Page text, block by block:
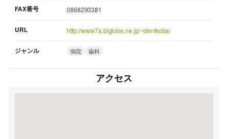
FAX番号 0868293381
URL http://www7a.biglobe.ne.jp/~dentkoba/
ジャンル 病院 歯科
アクセス